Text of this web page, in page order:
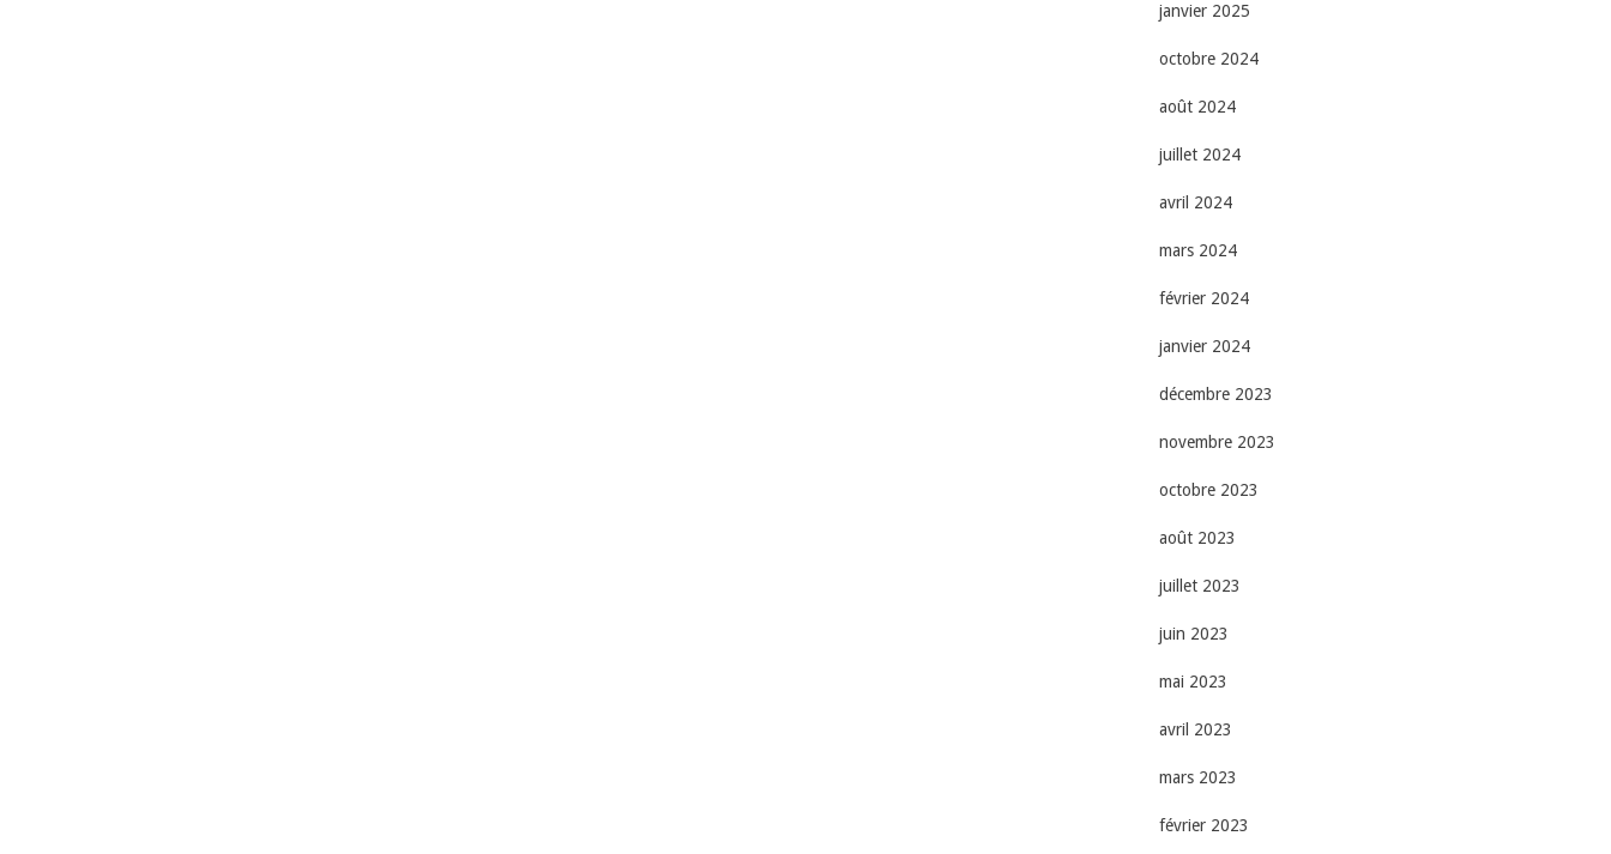
janvier 2025
octobre 2024
août 2024
juillet 2024
avril 2024
mars 2024
février 2024
janvier 2024
décembre 2023
novembre 2023
octobre 2023
août 2023
juillet 2023
juin 2023
mai 2023
avril 2023
mars 2023
février 2023